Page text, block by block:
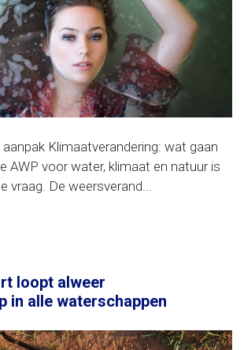
aanpak Klimaatverandering: wat gaan
AWP voor water, klimaat en natuur is
vraag. De weersverand...
loopt alweer
in alle waterschappen